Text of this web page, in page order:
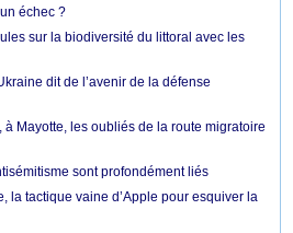
échec ?
sur la biodiversité du littoral avec les
dit de l’avenir de la défense
à Mayotte, les oubliés de la route migratoire
sont profondément liés
la tactique vaine d’Apple pour esquiver la